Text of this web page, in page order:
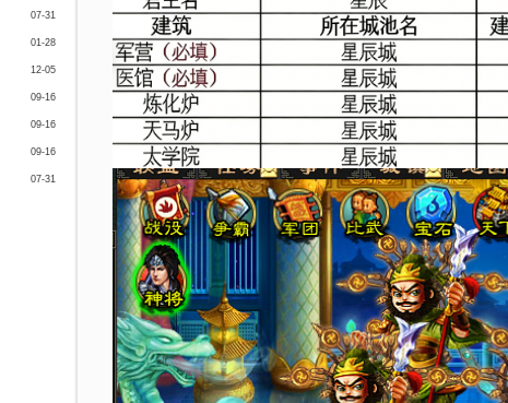
07-31
01-28
12-05
09-16
09-16
09-16
07-31